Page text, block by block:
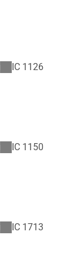
IC 1126
IC 1150
IC 1713